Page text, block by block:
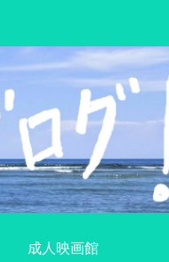
成人映画館